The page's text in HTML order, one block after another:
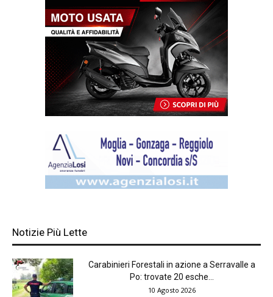
Notizie Più Lette
Carabinieri Forestali in azione a Serravalle a
Po: trovate 20 esche...
10 Agosto 2026